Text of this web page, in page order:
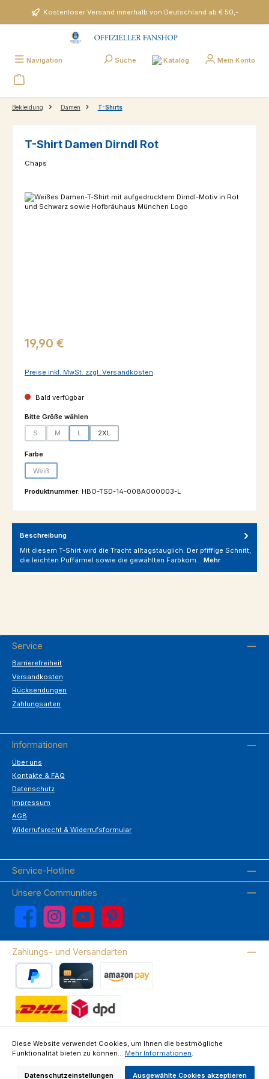
Zum Hauptinhalt springenKostenloser Versand innerhalb von Deutschland ab € 50,-
Navigation Suche Katalog Mein Konto
Bekleidung Damen T-Shirts
T-Shirt Damen Dirndl Rot
Chaps
Bildergalerie überspringen
Regulärer Preis:
19,90 €
Preise inkl. MwSt. zzgl. Versandkosten
Bald verfügbar
Bitte Größe wählenauswählen
S M L 2XL
Farbeauswählen
Weiß
Produktnummer: HBO-TSD-14-008A000003-L
Beschreibung
Mit diesem T-Shirt wird die Tracht alltagstauglich. Der pfiffige Schnitt,
die leichten Puffärmel sowie die gewählten Farbkom… Mehr
Service
Barrierefreiheit
Versandkosten
Rücksendungen
Zahlungsarten
Informationen
Über uns
Kontakte & FAQ
Datenschutz
Impressum
AGB
Widerrufsrecht & Widerrufsformular
Service-Hotline
Unsere Communities
Facebook Instagram YouTube Pinterest
Zahlungs- und Versandarten
Über uns Kontakte & FAQ Datenschutz Impressum
Diese Website verwendet Cookies, um Ihnen die bestmögliche
Funktionalität bieten zu können... Mehr Informationen.
Datenschutzeinstellungen Ausgewählte Cookies akzeptieren